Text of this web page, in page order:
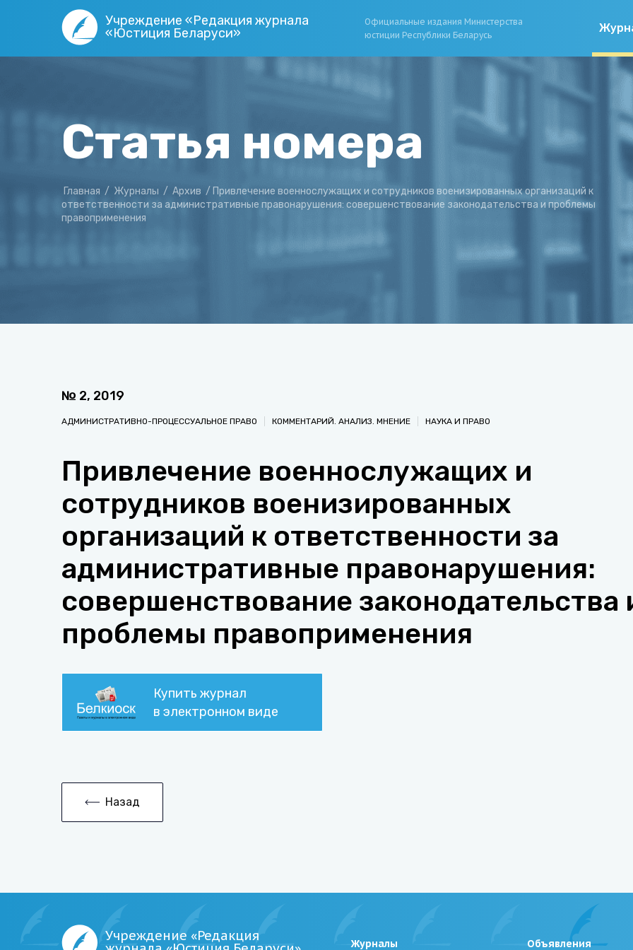
Учреждение «Редакция журнала
«Юстиция Беларуси»
Официальные издания Министерства
юстиции Республики Беларусь
Статья номера
Главная / Журналы / Архив / Привлечение военнослужащих и сотрудников военизированных организаций к
ответственности за административные правонарушения: совершенствование законодательства и проблемы
правоприменения
№ 2, 2019
АДМИНИСТРАТИВНО-ПРОЦЕССУАЛЬНОЕ ПРАВО КОММЕНТАРИЙ. АНАЛИЗ. МНЕНИЕ НАУКА И ПРАВО
Привлечение военнослужащих и
сотрудников военизированных
организаций к ответственности за
административные правонарушения:
совершенствование законодательства
проблемы правоприменения
Купить журнал
в электронном виде
Назад
Учреждение «Редакция
Журналы Объявления